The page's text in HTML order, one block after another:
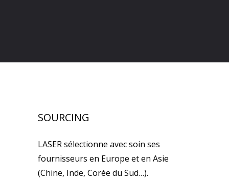
SOURCING
LASER sélectionne avec soin ses
fournisseurs en Europe et en Asie
(Chine, Inde, Corée du Sud…).